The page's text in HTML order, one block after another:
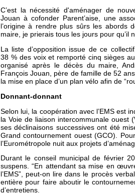
C’est la nécessité d'aménager de
Jouan à cofonder Parent’aise, une
l’origine à rendre plus sûrs les
maire, je prierais tous les jours pour qu’il
La liste d’opposition issue de ce
38 % des voix et remporté cinq sièges
organisé après le décès du maire,
François Jouan, père de famille de 52
la mise en place d’un plan vélo afin de
Donnant-donnant
Selon lui, la coopération avec l’EMS est
la Voie de liaison intercommunale ouest
ses déclinaisons successives ont été
Grand contournement ouest (GCO).
l’Eurométropole nuit aux projets
Durant le conseil municipal de février
suspens. “En attendant sa mise en
l’EMS”, peut-on lire dans le procès
entière pour faire aboutir le
d’entretiens.